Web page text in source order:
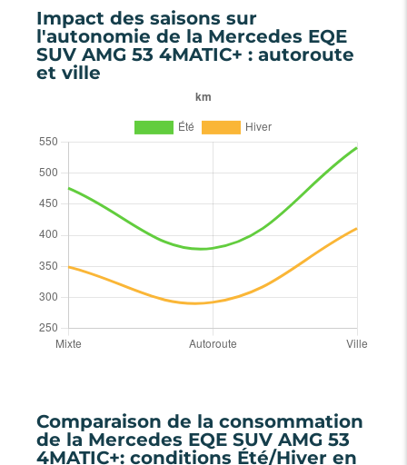
Impact des saisons sur
l'autonomie de la Mercedes EQE
SUV AMG 53 4MATIC+ : autoroute
et ville
Comparaison de la consommation
de la Mercedes EQE SUV AMG 53
4MATIC+: conditions Été/Hiver en